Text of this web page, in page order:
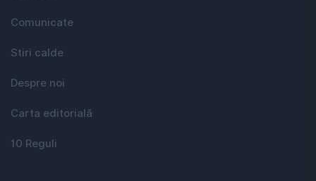
Comunicate
Stiri calde
Despre noi
Carta editorială
10 Reguli